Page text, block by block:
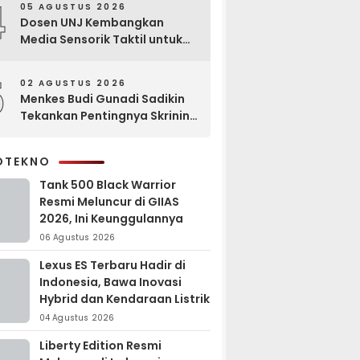
05 AGUSTUS 2026
Dosen UNJ Kembangkan
Media Sensorik Taktil untuk
02 AGUSTUS 2026
Menkes Budi Gunadi Sadikin
Tekankan Pentingnya Skrining
Tank 500 Black Warrior
Resmi Meluncur di GIIAS
2026, Ini Keunggulannya
06 Agustus 2026
Lexus ES Terbaru Hadir di
Indonesia, Bawa Inovasi
Hybrid dan Kendaraan Listrik
04 Agustus 2026
Liberty Edition Resmi